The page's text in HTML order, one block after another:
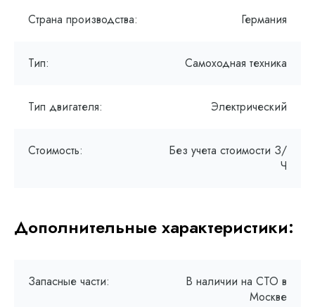
Страна производства: Германия
Тип: Самоходная техника
Тип двигателя: Электрический
Стоимость:
Без учета стоимости З/
Ч
Дополнительные характеристики:
Запасные части:
В наличии на СТО в
Москве